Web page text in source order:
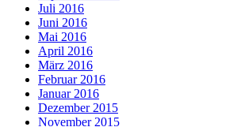
Juli 2016
Juni 2016
Mai 2016
April 2016
März 2016
Februar 2016
Januar 2016
Dezember 2015
November 2015